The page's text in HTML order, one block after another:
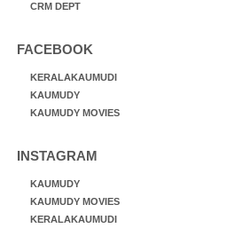
CRM DEPT
FACEBOOK
KERALAKAUMUDI
KAUMUDY
KAUMUDY MOVIES
INSTAGRAM
KAUMUDY
KAUMUDY MOVIES
KERALAKAUMUDI